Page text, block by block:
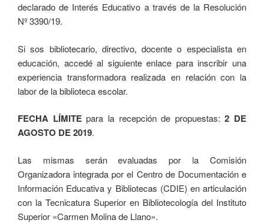
declarado de Interés Educativo a través de la Resolución
Nº 3390/19.
Si sos bibliotecario, directivo, docente o especialista en
educación, accedé al siguiente enlace para inscribir una
experiencia transformadora realizada en relación con la
labor de la biblioteca escolar.
FECHA LÍMITEpara la recepción de propuestas:2 DE
AGOSTO DE 2019.
Las mismas serán evaluadas por la Comisión
Organizadora integrada por el Centro de Documentación e
Información Educativa y Bibliotecas (CDIE) en articulación
con la Tecnicatura Superior en Bibliotecología del Instituto
Superior «Carmen Molina de Llano».